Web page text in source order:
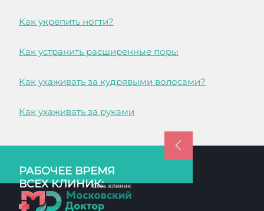
Как укрепить ногти?
Как устранить расширенные поры
Как ухаживать за кудрявыми волосами?
Как ухаживать за руками
РАБОЧЕЕ ВРЕМЯ
ВСЕХ КЛИНИК: